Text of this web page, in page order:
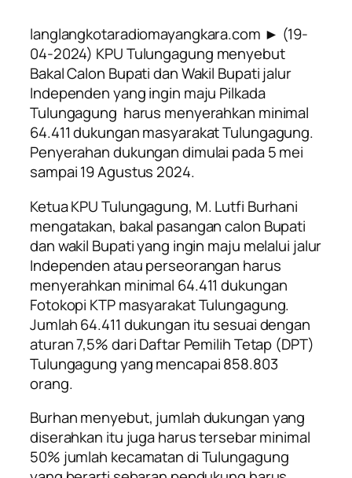
langlangkotaradiomayangkara.com ► (19-
04-2024) KPU Tulungagung menyebut
Bakal Calon Bupati dan Wakil Bupati jalur
Independen yang ingin maju Pilkada
Tulungagung harus menyerahkan minimal
64.411 dukungan masyarakat Tulungagung.
Penyerahan dukungan dimulai pada 5 mei
sampai 19 Agustus 2024.
Ketua KPU Tulungagung, M. Lutfi Burhani
mengatakan, bakal pasangan calon Bupati
dan wakil Bupati yang ingin maju melalui jalur
Independen atau perseorangan harus
menyerahkan minimal 64.411 dukungan
Fotokopi KTP masyarakat Tulungagung.
Jumlah 64.411 dukungan itu sesuai dengan
aturan 7,5% dari Daftar Pemilih Tetap (DPT)
Tulungagung yang mencapai 858.803
orang.
Burhan menyebut, jumlah dukungan yang
diserahkan itu juga harus tersebar minimal
50% jumlah kecamatan di Tulungagung